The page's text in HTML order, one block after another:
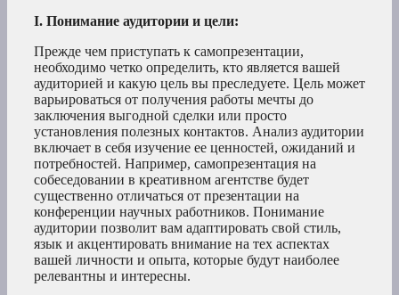
I. Понимание аудитории и цели:
Прежде чем приступать к самопрезентации,
необходимо четко определить, кто является вашей
аудиторией и какую цель вы преследуете. Цель может
варьироваться от получения работы мечты до
заключения выгодной сделки или просто
установления полезных контактов. Анализ аудитории
включает в себя изучение ее ценностей, ожиданий и
потребностей. Например, самопрезентация на
собеседовании в креативном агентстве будет
существенно отличаться от презентации на
конференции научных работников. Понимание
аудитории позволит вам адаптировать свой стиль,
язык и акцентировать внимание на тех аспектах
вашей личности и опыта, которые будут наиболее
релевантны и интересны.